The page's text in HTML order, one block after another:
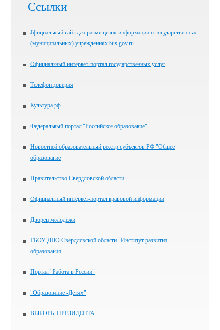
Ссылки
Jфициальный сайт для размещения информации о государственных
(муниципальных) учреждениях bus.gov.ru
Официальный интернет-портал государственных услуг
Телефон доверия
Культура.рф
Федеральный портал "Российское образование"
Новостной образовательный реестр субъектов РФ "Общее
образование
Правительство Свердловской области
Официальный интернет-портал правовой информации
Дворец молодёжи
ГБОУ ДПО Свердловской области "Институт развития
образования"
Портал "Работа в России"
"Образование -Детям"
ВЫБОРЫ ПРЕЗИДЕНТА